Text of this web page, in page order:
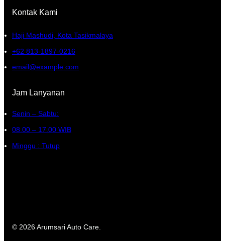
Kontak Kami
Haji Mashudi, Kota Tasikmalaya
+62 813-1897-0216
email@example.com
Jam Lanyanan
Senin – Sabtu:
08.00 – 17.00 WIB
Minggu : Tutup
© 2026 Arumsari Auto Care.